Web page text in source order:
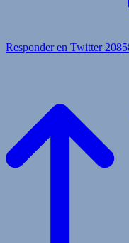
Responder en Twitter